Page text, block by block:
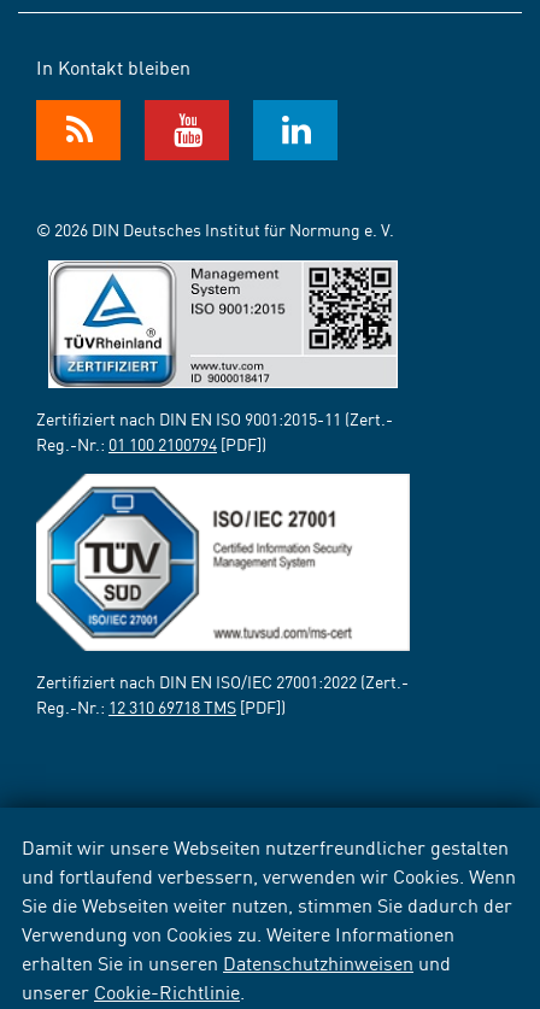
Damit wir unsere Webseiten nutzerfreundlicher gestalten
und fortlaufend verbessern, verwenden wir Cookies. Wenn
Sie die Webseiten weiter nutzen, stimmen Sie dadurch der
Verwendung von Cookies zu. Weitere Informationen
erhalten Sie in unseren Datenschutzhinweisen und
unserer Cookie-Richtlinie
In Kontakt bleiben
© 2026 DIN Deutsches Institut für Normung e. V.
Zertifiziert nach DIN EN ISO 9001:2015-11 (Zert.-
Reg.-Nr.: 01 100 2100794 [PDF])
Zertifiziert nach DIN EN ISO/IEC 27001:2022 (Zert.-
Reg.-Nr.: 12 310 69718 TMS [PDF])